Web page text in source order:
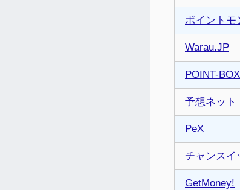
ポイントモ
Warau.JP
POINT-BOX
予想ネット
PeX
チャンスイ
GetMoney!